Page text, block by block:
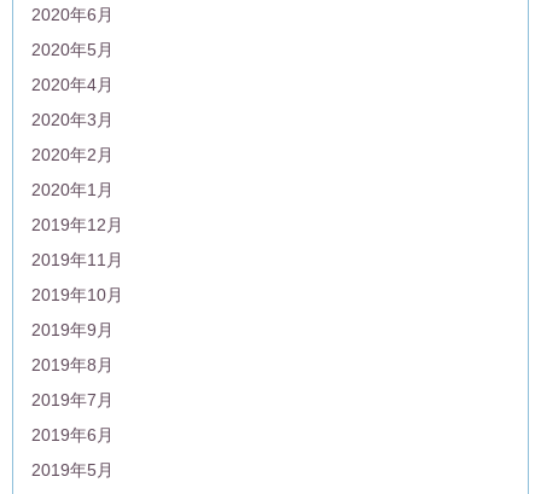
2020年6月
2020年5月
2020年4月
2020年3月
2020年2月
2020年1月
2019年12月
2019年11月
2019年10月
2019年9月
2019年8月
2019年7月
2019年6月
2019年5月